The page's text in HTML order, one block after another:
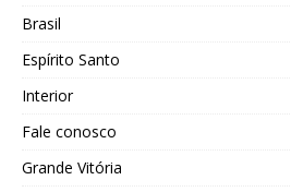
Brasil
Espírito Santo
Interior
Fale conosco
Grande Vitória